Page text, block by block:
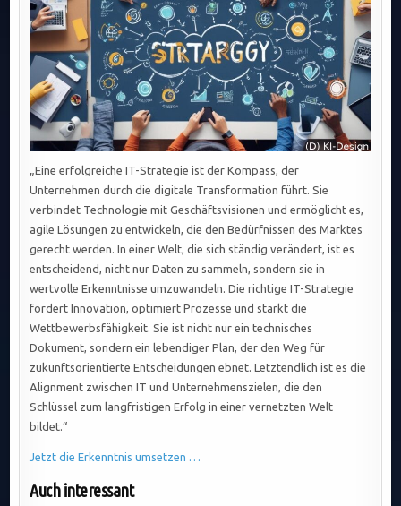
„Eine erfolgreiche IT-Strategie ist der Kompass, der
Unternehmen durch die digitale Transformation führt. Sie
verbindet Technologie mit Geschäftsvisionen und ermöglicht es,
agile Lösungen zu entwickeln, die den Bedürfnissen des Marktes
gerecht werden. In einer Welt, die sich ständig verändert, ist es
entscheidend, nicht nur Daten zu sammeln, sondern sie in
wertvolle Erkenntnisse umzuwandeln. Die richtige IT-Strategie
fördert Innovation, optimiert Prozesse und stärkt die
Wettbewerbsfähigkeit. Sie ist nicht nur ein technisches
Dokument, sondern ein lebendiger Plan, der den Weg für
zukunftsorientierte Entscheidungen ebnet. Letztendlich ist es die
Alignment zwischen IT und Unternehmenszielen, die den
Schlüssel zum langfristigen Erfolg in einer vernetzten Welt
bildet.“
Jetzt die Erkenntnis umsetzen …
Auch interessant